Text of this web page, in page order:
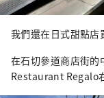
我們還在日式甜點店
在石切參道商店街的
Restaurant Regalo